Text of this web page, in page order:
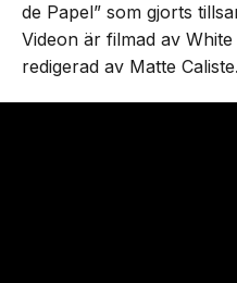
de Papel” som gjorts
Videon är filmad av
redigerad av Matte Caliste.